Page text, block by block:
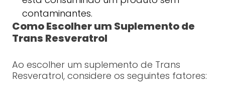
contaminantes.
Como Escolher um Suplemento de
Trans Resveratrol
Ao escolher um suplemento de Trans
Resveratrol, considere os seguintes fatores: